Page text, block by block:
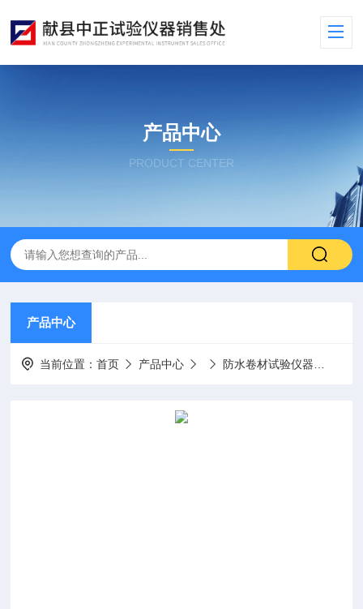
产品中心
PRODUCT CENTER
产品中心
当前位置：首页 产品中心 防水卷材试验仪器